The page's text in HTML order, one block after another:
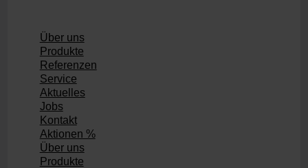
Über uns
Produkte
Referenzen
Service
Aktuelles
Jobs
Kontakt
Aktionen %
Über uns
Produkte